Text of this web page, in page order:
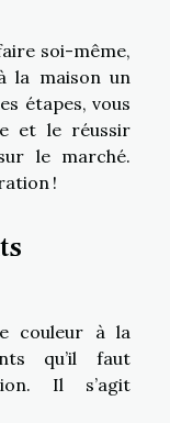
soi-même,
la maison un
étapes, vous
et le réussir
le marché.
!
couleur à la
qu’il faut
Il s’agit